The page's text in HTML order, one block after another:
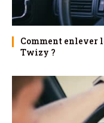
Comment enlever
Twizy ?